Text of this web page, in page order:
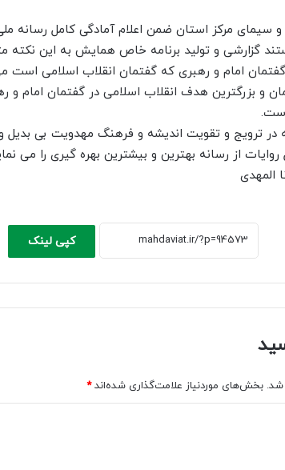
و سیمای مرکز استان ضمن اعلام آمادگی کامل رسانه
گزارشی و تولید برنامه خاص همایش به این
امام و رهبری که گفتمان انقلاب اسلامی است
و بزرگترین هدف انقلاب اسلامی در گفتمان امام و
ترویج و تقویت اندیشه و فرهنگ مهدویت بی
از رسانه بهترین و بیشترین بهره گیری را می
المهدی
کپی لینک
شد. بخش‌های موردنیاز علامت‌گذاری شده‌اند*